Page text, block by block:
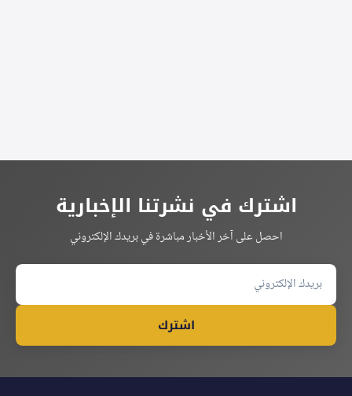
اشترك في نشرتنا الإخبارية
احصل على آخر الأخبار مباشرة في بريدك الإلكتروني
اشترك